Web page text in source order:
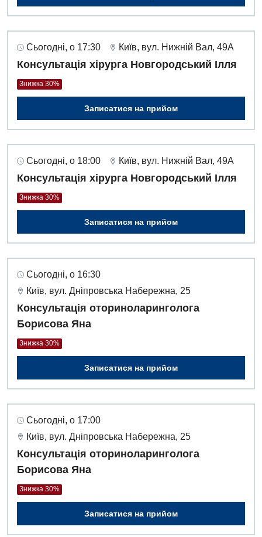
Дитяча алергологія
Дитяча гастроентерологія
Дитяча гінекологія
Дитяча дерматовенерологія
Дитяча кардіоревматологія
Дитяча ортопедія і травматологія
Дитяча оториноларингологія
Дитяча офтальмологія
Дитяча урологія
Дитяча хірургія
Педіатрія
Сьогодні, о 17:30 Київ, вул. Нижній Вал, 49А
Консультація хірурга Новгородський Ілля
Знижка 30%
Записатися на прийом
Сьогодні, о 18:00 Київ, вул. Нижній Вал, 49А
Консультація хірурга Новгородський Ілля
Знижка 30%
Записатися на прийом
Сьогодні, о 16:30
Київ, вул. Дніпровська Набережна, 25
Консультація оториноларинголога
Борисова Яна
Знижка 30%
Записатися на прийом
Сьогодні, о 17:00
Київ, вул. Дніпровська Набережна, 25
Консультація оториноларинголога
Борисова Яна
Знижка 30%
Записатися на прийом